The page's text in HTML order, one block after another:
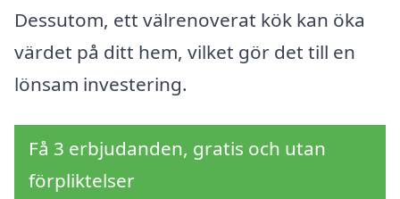
Dessutom, ett välrenoverat kök kan öka
värdet på ditt hem, vilket gör det till en
lönsam investering.
Få 3 erbjudanden, gratis och utan
förpliktelser